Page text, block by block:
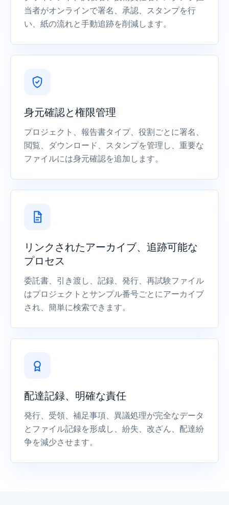
当者がオンラインで署名、承認、スタンプを行
い、紙の流れと手動追跡を削減します。
身元確認と権限管理
プロジェクト、報告書タイプ、役割ごとに署名、
閲覧、ダウンロード、スタンプを管理し、重要な
ファイルには身元確認を追加します。
リンクされたアーカイブ、追跡可能な
プロセス
委託書、引き渡し、記録、発行、再試験ファイル
はプロジェクトとサンプル番号ごとにアーカイブ
され、簡単に検索できます。
配達記録、明確な責任
発行、受領、補足事項、異議処理が完全なデータ
とファイル記録を形成し、紛失、改ざん、配達紛
争を減少させます。